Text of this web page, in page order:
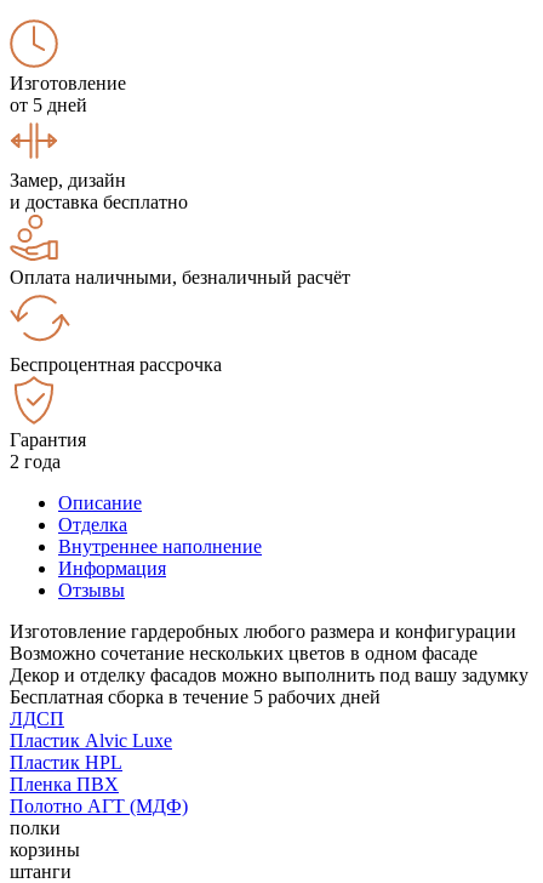
Изготовление
от 5 дней
Замер, дизайн
и доставка бесплатно
Оплата наличными, безналичный расчёт
Беспроцентная рассрочка
Гарантия
2 года
Описание
Отделка
Внутреннее наполнение
Информация
Отзывы
Изготовление гардеробных любого размера и конфигурации
Возможно сочетание нескольких цветов в одном фасаде
Декор и отделку фасадов можно выполнить под вашу задумку
Бесплатная сборка в течение 5 рабочих дней
ЛДСП
Пластик Alvic Luxe
Пластик HPL
Пленка ПВХ
Полотно АГТ (МДФ)
полки
корзины
штанги